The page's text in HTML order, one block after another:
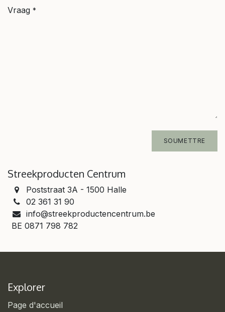
Vraag *
SOUMETTRE
Streekproducten Centrum
Poststraat 3A - 1500 Halle
02 361 31 90
info@streekproductencentrum.be
BE 0871 798 782
Explorer
Page d'accueil